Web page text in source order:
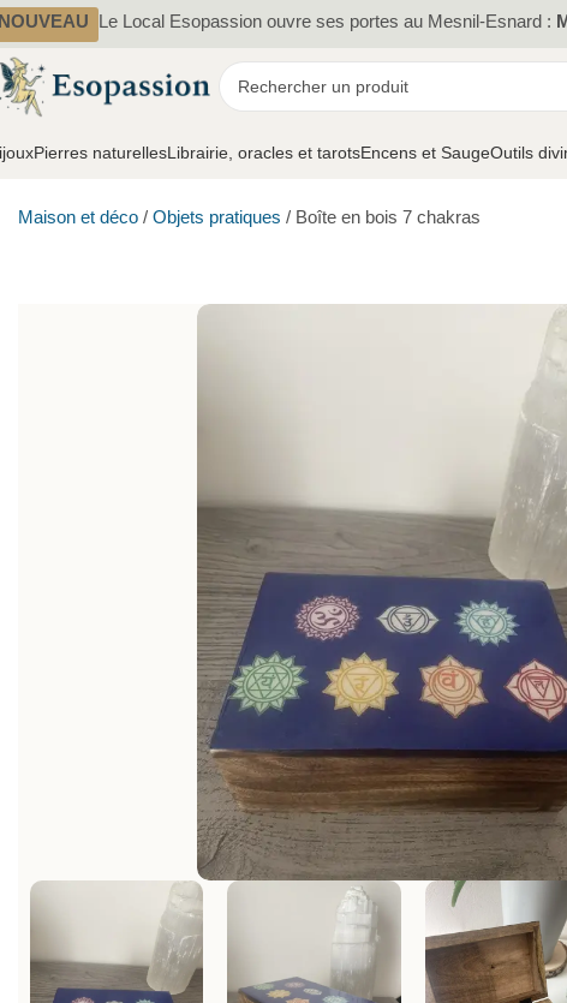
Le Local Esopassion ouvre ses portes au Mesnil-Esnard :
Pierres naturellesLibrairie, oracles et tarotsEncens et SaugeOutils
Maison et déco / Objets pratiques / Boîte en bois 7 chakras